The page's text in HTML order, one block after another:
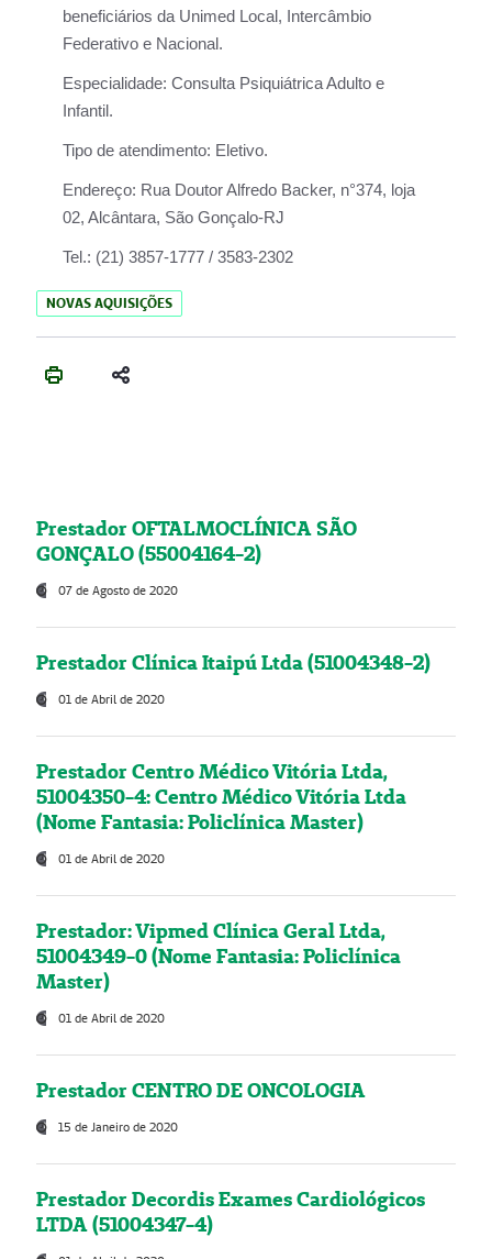
beneficiários da Unimed Local, Intercâmbio
Federativo e Nacional.
Especialidade: Consulta Psiquiátrica Adulto e
Infantil.
Tipo de atendimento: Eletivo.
Endereço: Rua Doutor Alfredo Backer, n°374, loja
02, Alcântara, São Gonçalo-RJ
Tel.: (21) 3857-1777 / 3583-2302
NOVAS AQUISIÇÕES
Prestador OFTALMOCLÍNICA SÃO
GONÇALO (55004164-2)
07 de Agosto de 2020
Prestador Clínica Itaipú Ltda (51004348-2)
01 de Abril de 2020
Prestador Centro Médico Vitória Ltda,
51004350-4: Centro Médico Vitória Ltda
(Nome Fantasia: Policlínica Master)
01 de Abril de 2020
Prestador: Vipmed Clínica Geral Ltda,
51004349-0 (Nome Fantasia: Policlínica
Master)
01 de Abril de 2020
Prestador CENTRO DE ONCOLOGIA
15 de Janeiro de 2020
Prestador Decordis Exames Cardiológicos
LTDA (51004347-4)